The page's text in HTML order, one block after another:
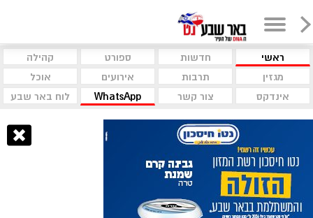
ראשי חדשות ספורט
קהילה
מגזין
תרבות אירועים
אוכל
אינדקס
צור קשר WhatsApp לוח באר שבע